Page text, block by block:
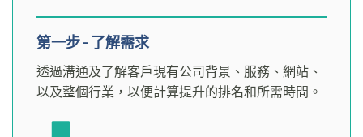
第一步 - 了解需求
透過溝通及了解客戶現有公司背景、服務、網站、
以及整個行業，以便計算提升的排名和所需時間。